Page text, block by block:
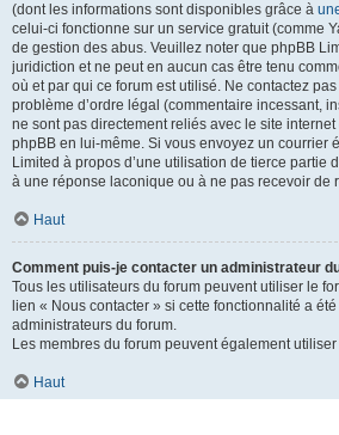
(dont les informations sont disponibles grâce à
celui-ci fonctionne sur un service gratuit (comme
de gestion des abus. Veuillez noter que phpBB
juridiction et ne peut en aucun cas être tenu
où et par qui ce forum est utilisé. Ne contactez
problème d’ordre légal (commentaire incessant,
ne sont pas directement reliés avec le site
phpBB en lui-même. Si vous envoyez un courrier
Limited à propos d’une utilisation de tierce partie
à une réponse laconique ou à ne pas recevoir de
Haut
Comment puis-je contacter un administrateur
Tous les utilisateurs du forum peuvent utiliser le
lien « Nous contacter » si cette fonctionnalité a
administrateurs du forum.
Les membres du forum peuvent également
Haut